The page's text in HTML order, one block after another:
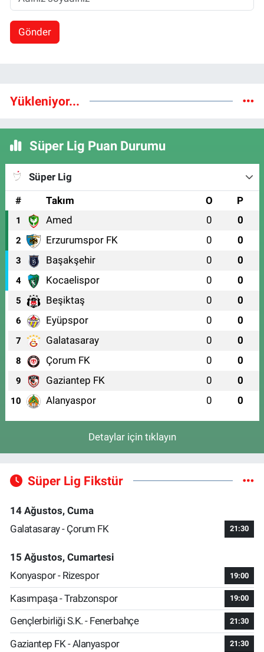
Gönder
Yükleniyor...
Süper Lig Puan Durumu
Süper Lig
#
Takım O P
1 Amed 0 0
2 Erzurumspor FK 0 0
3 Başakşehir 0 0
4 Kocaelispor 0 0
5 Beşiktaş 0 0
6 Eyüpspor 0 0
7 Galatasaray 0 0
8 Çorum FK 0 0
9 Gaziantep FK 0 0
10 Alanyaspor 0 0
Detaylar için tıklayın
Süper Lig Fikstür
14 Ağustos, Cuma
Galatasaray - Çorum FK
21:30
15 Ağustos, Cumartesi
Konyaspor - Rizespor
19:00
Kasımpaşa - Trabzonspor 19:00
Gençlerbirliği S.K. - Fenerbahçe 21:30
Gaziantep FK - Alanyaspor 21:30